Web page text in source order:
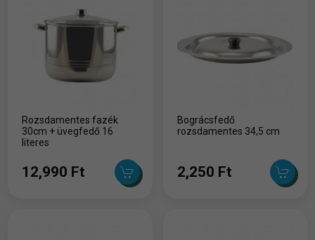
Rozsdamentes fazék
30cm + üvegfedő 16
literes
12,990 Ft
Bográcsfedő
rozsdamentes 34,5 cm
2,250 Ft